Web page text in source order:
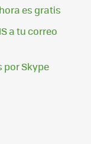
es gratis
a tu correo
por Skype